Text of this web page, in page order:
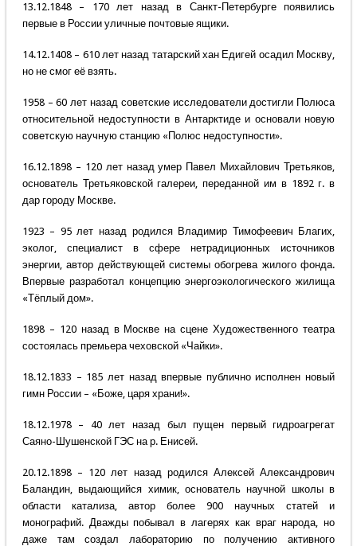
13.12.1848 – 170 лет назад в Санкт-Петербурге появились
первые в России уличные почтовые ящики.
14.12.1408 – 610 лет назад татарский хан Едигей осадил Москву,
но не смог её взять.
1958 – 60 лет назад советские исследователи достигли Полюса
относительной недоступности в Антарктиде и основали новую
советскую научную станцию «Полюс недоступности».
16.12.1898 – 120 лет назад умер Павел Михайлович Третьяков,
основатель Третьяковской галереи, переданной им в 1892 г. в
дар городу Москве.
1923 – 95 лет назад родился Владимир Тимофеевич Благих,
эколог, специалист в сфере нетрадиционных источников
энергии, автор действующей системы обогрева жилого фонда.
Впервые разработал концепцию энергоэкологического жилища
«Тёплый дом».
1898 – 120 назад в Москве на сцене Художественного театра
состоялась премьера чеховской «Чайки».
18.12.1833 – 185 лет назад впервые публично исполнен новый
гимн России – «Боже, царя храни!».
18.12.1978 – 40 лет назад был пущен первый гидроагрегат
Саяно-Шушенской ГЭС на р. Енисей.
20.12.1898 – 120 лет назад родился Алексей Александрович
Баландин, выдающийся химик, основатель научной школы в
области катализа, автор более 900 научных статей и
монографий. Дважды побывал в лагерях как враг народа, но
даже там создал лабораторию по получению активного